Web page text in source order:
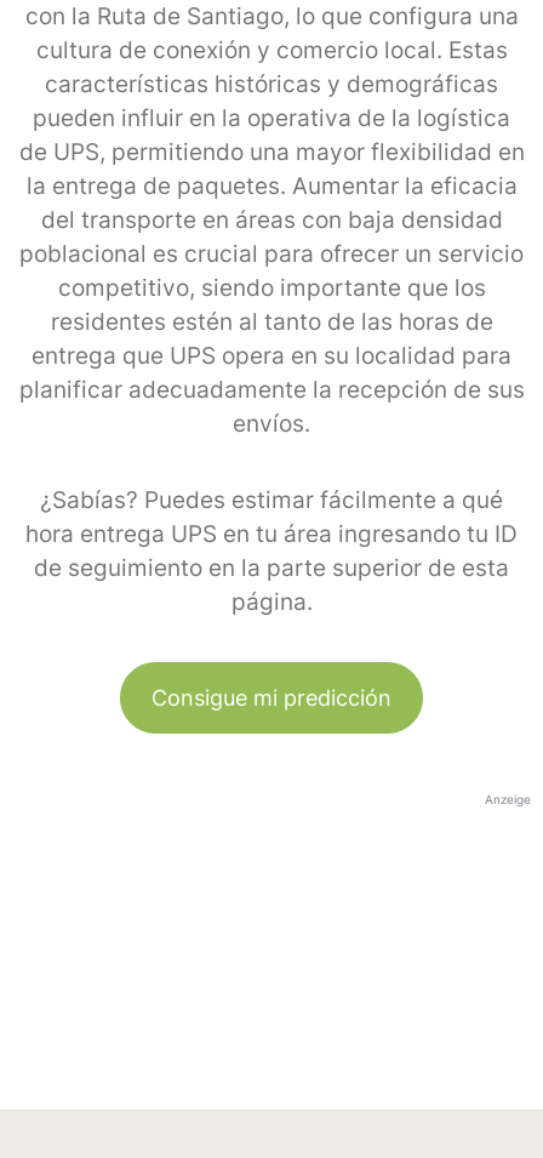
con la Ruta de Santiago, lo que configura una
cultura de conexión y comercio local. Estas
características históricas y demográficas
pueden influir en la operativa de la logística
de UPS, permitiendo una mayor flexibilidad en
la entrega de paquetes. Aumentar la eficacia
del transporte en áreas con baja densidad
poblacional es crucial para ofrecer un servicio
competitivo, siendo importante que los
residentes estén al tanto de las horas de
entrega que UPS opera en su localidad para
planificar adecuadamente la recepción de sus
envíos.
¿Sabías? Puedes estimar fácilmente a qué
hora entrega UPS en tu área ingresando tu ID
de seguimiento en la parte superior de esta
página.
Consigue mi predicción
Anzeige